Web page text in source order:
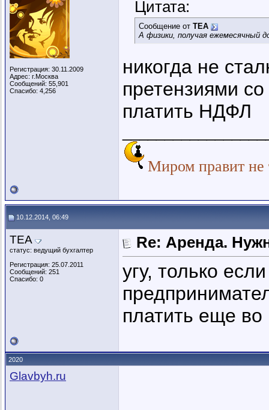
Регистрация: 30.11.2009
Адрес: г.Москва
Сообщений: 55,901
Спасибо: 4,256
Цитата:
Сообщение от ТЕА
А физики, получая ежемесячный
никогда не
претензиями
платить НДФЛ
Миром правит не
10.12.2014, 06:49
ТЕА
статус: ведущий бухгалтер
Регистрация: 25.07.2011
Сообщений: 251
Спасибо: 0
Re: Аренда.
угу, только
платить еще
2020
Glavbyh.ru